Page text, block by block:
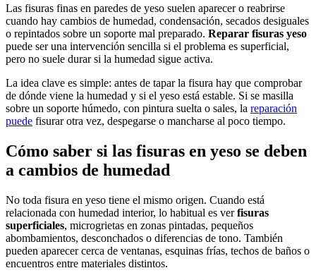
Las fisuras finas en paredes de yeso suelen aparecer o reabrirse
cuando hay cambios de humedad, condensación, secados desiguales
o repintados sobre un soporte mal preparado. Reparar fisuras yeso
puede ser una intervención sencilla si el problema es superficial,
pero no suele durar si la humedad sigue activa.
La idea clave es simple: antes de tapar la fisura hay que comprobar
de dónde viene la humedad y si el yeso está estable. Si se masilla
sobre un soporte húmedo, con pintura suelta o sales, la reparación
puede fisurar otra vez, despegarse o mancharse al poco tiempo.
Cómo saber si las fisuras en yeso se deben
a cambios de humedad
No toda fisura en yeso tiene el mismo origen. Cuando está
relacionada con humedad interior, lo habitual es verfisuras
superficiales, microgrietas en zonas pintadas, pequeños
abombamientos, desconchados o diferencias de tono. También
pueden aparecer cerca de ventanas, esquinas frías, techos de baños o
encuentros entre materiales distintos.